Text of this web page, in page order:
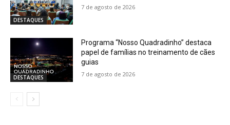
DESTAQUES
7 de agosto de 2026
DESTAQUES
Programa “Nosso Quadradinho” destaca
papel de famílias no treinamento de cães
guias
7 de agosto de 2026